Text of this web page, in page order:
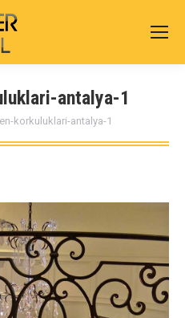
antalya-1
korkuluklari-antalya-1